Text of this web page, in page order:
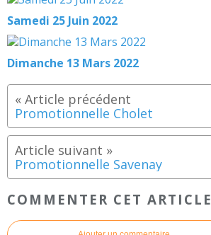
Samedi 25 Juin 2022
Dimanche 13 Mars 2022
Promotionnelle Cholet
Promotionnelle Savenay
COMMENTER CET ARTICLE